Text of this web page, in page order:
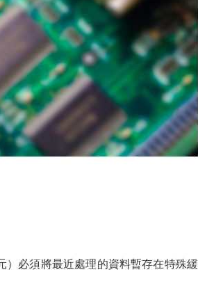
必須將最近處理的資料暫存在特殊緩